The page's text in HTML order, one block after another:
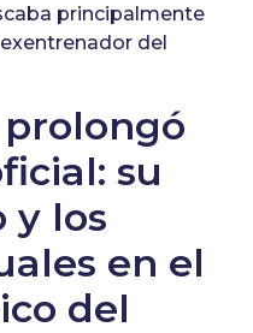
principalmente
del
su
y los
en el
del